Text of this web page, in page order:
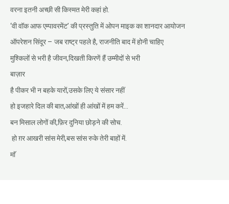
वरना इतनी अच्छी सी किस्मत मेरी कहां हो.
‘वी वॉक आफ एम्पावरमेंट’ की प्रस्तुति में ओपन माइक का शानदार आयोजन
ऑपरेशन सिंदूर – जब राष्ट्र पहले है, राजनीति बाद में होनी चाहिए
मुश्किलों से भरी है जीवन,दिखती किरणें हैं उम्मीदों से भरी
बाज़ार
है पीकर भी न बहके यारों,उसके लिए ये संसार नहीं
हो इजहारे दिल की बात,आंखों ही आंखों में हम करें…
बन मिसाल लोगों की,फ़िर दुनिया छोड़ने की सोच.
हो ग़र आखरी सांस मेरी,बस सांस रुके तेरी बाहों में.
माॅ